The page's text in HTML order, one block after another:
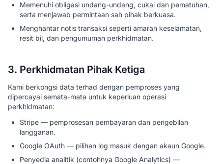
Memenuhi obligasi undang-undang, cukai dan pematuhan,
serta menjawab permintaan sah pihak berkuasa.
Menghantar notis transaksi seperti amaran keselamatan,
resit bil, dan pengumuman perkhidmatan.
3. Perkhidmatan Pihak Ketiga
Kami berkongsi data terhad dengan pemproses yang
dipercayai semata-mata untuk keperluan operasi
perkhidmatan:
Stripe — pemprosesan pembayaran dan pengebilan
langganan.
Google OAuth — pilihan log masuk dengan akaun Google.
Penyedia analitik (contohnya Google Analytics) —